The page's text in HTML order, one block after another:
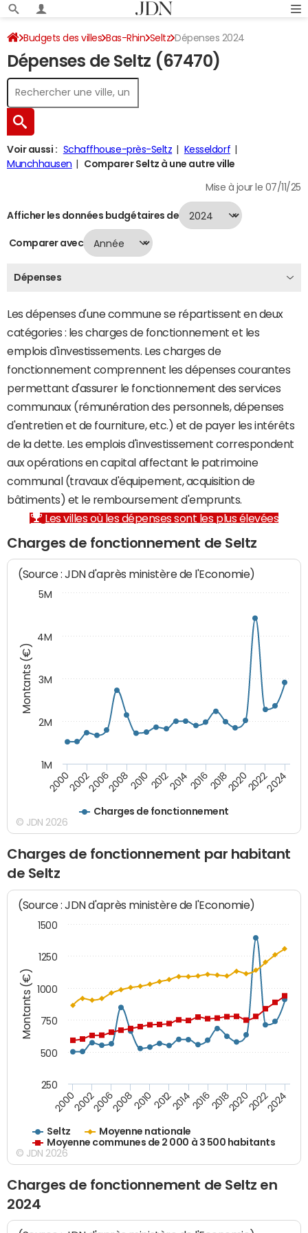
Budgets des villes Bas-Rhin Seltz Dépenses 2024
Dépenses de Seltz (67470)
Voir aussi : Schaffhouse-près-Seltz
Kesseldorf
Munchhausen
Comparer Seltz à une autre ville
Mise à jour le 07/11/25
Afficher les données budgétaires de
Comparer avec
Dépenses
Les dépenses d'une commune se répartissent en deux
catégories : les charges de fonctionnement et les
emplois d'investissements. Les charges de
fonctionnement comprennent les dépenses courantes
permettant d'assurer le fonctionnement des services
communaux (rémunération des personnels, dépenses
d'entretien et de fourniture, etc.) et de payer les intérêts
de la dette. Les emplois d'investissement correspondent
aux opérations en capital affectant le patrimoine
communal (travaux d'équipement, acquisition de
bâtiments) et le remboursement d'emprunts.
Les villes où les dépenses sont les plus élevées
Charges de fonctionnement de Seltz
Montants (€)
(Source : JDN d'après ministère de l'Economie)
Charges de fonctionnement
20002002200620082010 2012201420162018202020222024
1M
2M
3M
4M
5M
© JDN 2026
Charges de fonctionnement par habitant
de Seltz
Montants (€)
(Source : JDN d'après ministère de l'Economie)
Seltz
Moyenne nationale
Moyenne communes de 2 000 à 3 500 habitants
200020022006200820102012201420162018202020222024
250
500
750
1000
1250
1500
© JDN 2026
Charges de fonctionnement de Seltz en
2024